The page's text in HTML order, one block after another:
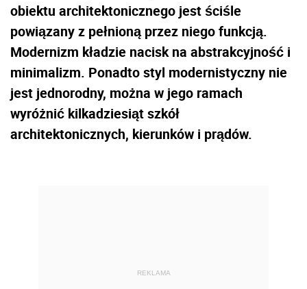
obiektu architektonicznego jest ściśle
powiązany z pełnioną przez niego funkcją.
Modernizm kładzie nacisk na abstrakcyjność i
minimalizm. Ponadto styl modernistyczny nie
jest jednorodny, można w jego ramach
wyróżnić kilkadziesiąt szkół
architektonicznych, kierunków i prądów.
REKLAMA